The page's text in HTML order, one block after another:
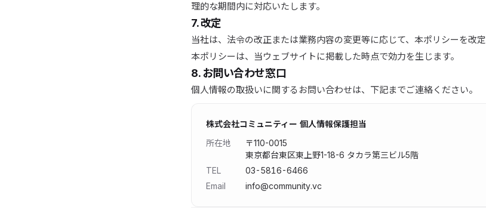
理的な期間内に対応いたします。
7. 改定
当社は、法令の改正または業務内容の変更等に応じて、本ポリシーを改
本ポリシーは、当ウェブサイトに掲載した時点で効力を生じます。
8. お問い合わせ窓口
個人情報の取扱いに関するお問い合わせは、下記までご連絡ください。
株式会社コミュニティー 個人情報保護担当
所在地
〒110-0015
東京都台東区東上野1-18-6 タカラ第三ビル5階
TEL
03-5816-6466
Email
info@community.vc